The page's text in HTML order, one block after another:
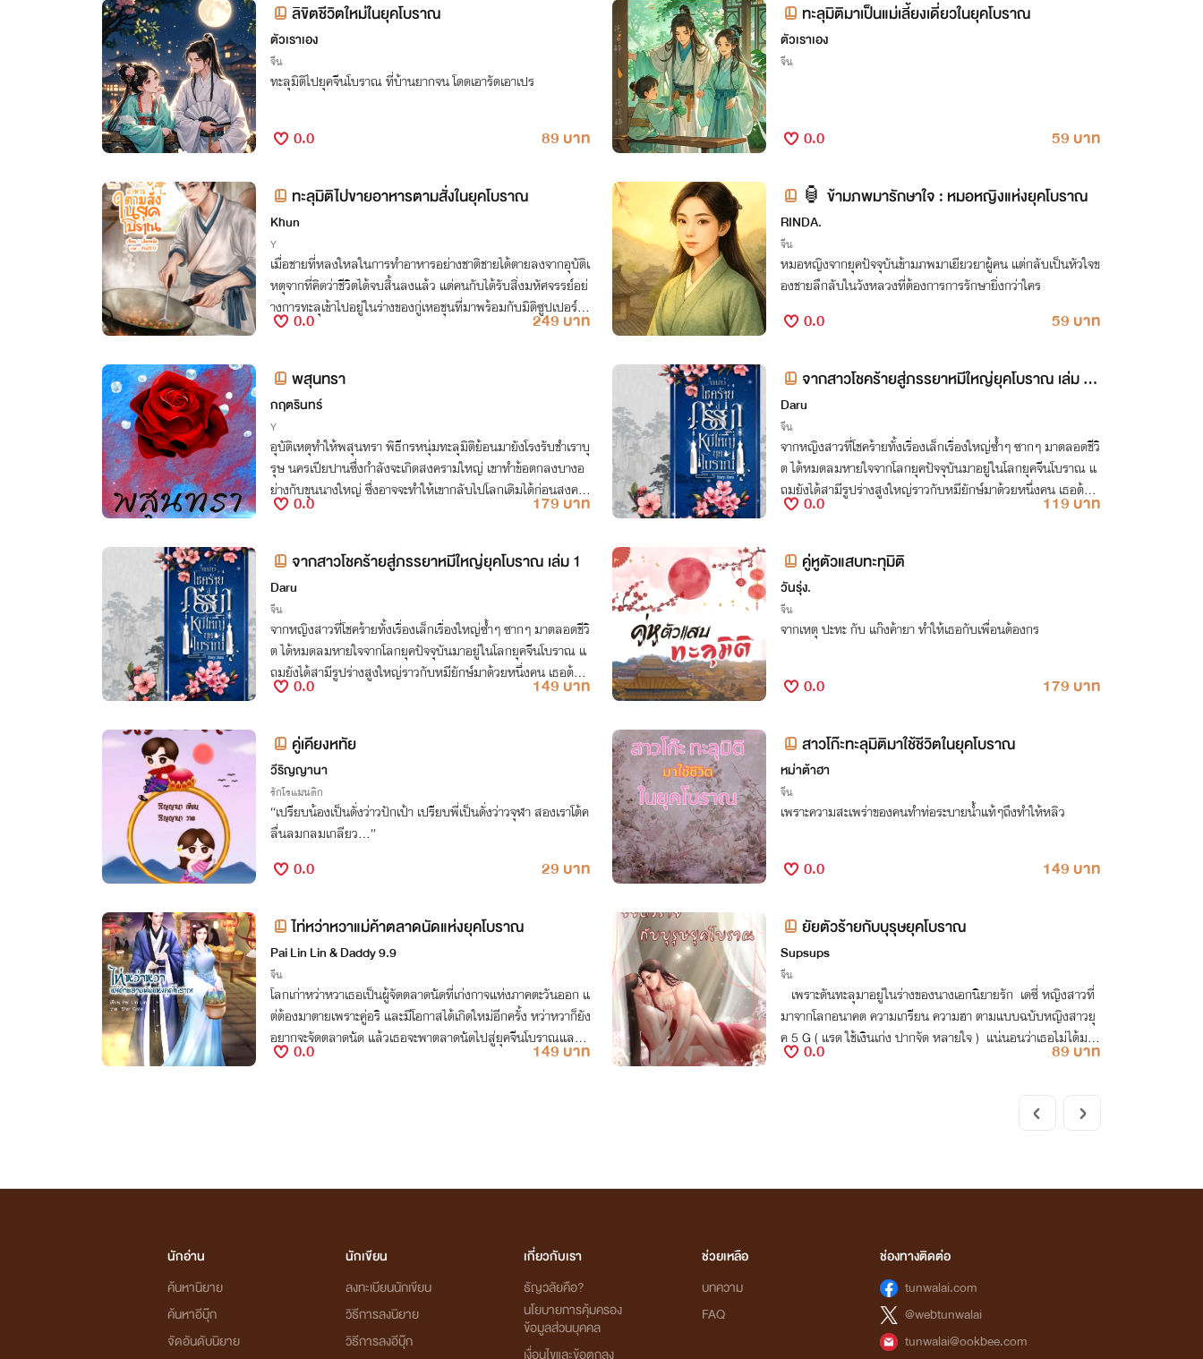
ลิขิตชีวิตใหม่ในยุคโบราณ
ตัวเราเอง
จีน
ทะลุมิติไปยุคจีนโบราณ ที่บ้านยากจน โดดเอารัดเอาเปร
0.0 89 บาท
ทะลุมิติมาเป็นแม่เลี้ยงเดี่ยวในยุคโบราณ
ตัวเราเอง
จีน
0.0 59 บาท
ทะลุมิติไปขายอาหารตามสั่งในยุคโบราณ
Khun
Y
เมื่อชายที่หลงใหลในการทำอาหารอย่างชาติชายได้ตายลงจากอุบัติเ
หตุจากที่คิดว่าชีวิตได้จบสิ้นลงแล้ว แต่คนกับได้รับสิ่งมหัศจรรย์อย่
างการทะลุเข้าไปอยู่ในร่างของกู่เหอชุนที่มาพร้อมกับมิติซูปเปอร์มา
ร์เก็ตอย่าง
0.0 249 บาท
🏮 ข้ามภพมารักษาใจ : หมอหญิงแห่งยุคโบราณ
RINDA.
จีน
หมอหญิงจากยุคปัจจุบันข้ามภพมาเยียวยาผู้คน แต่กลับเป็นหัวใจข
องชายลึกลับในวังหลวงที่ต้องการการรักษายิ่งกว่าใคร
0.0 59 บาท
พสุนทรา
กฤตรินทร์
Y
อุบัติเหตุทำให้พสุนทรา พิธีกรหนุ่มทะลุมิติย้อนมายังโรงรับชำเราบุ
รุษ นครเปียปานซึ่งกำลังจะเกิดสงครามใหญ่ เขาทำข้อตกลงบางอ
ย่างกับขุนนางใหญ่ ซึ่งอาจจะทำให้เขากลับไปโลกเดิมได้ก่อนสงครา
มจะคร่าชีวิตเขาไป
0.0 179 บาท
จากสาวโชคร้ายสู่ภรรยาหมีใหญ่ยุคโบราณ เล่ม 2
จบ
Daru
จีน
จากหญิงสาวที่โชคร้ายทั้งเรื่องเล็กเรื่องใหญ่ซ้ำๆ ซากๆ มาตลอดชีวิ
ต ได้หมดลมหายใจจากโลกยุคปัจจุบันมาอยู่ในโลกยุคจีนโบราณ แ
ถมยังได้สามีรูปร่างสูงใหญ่ราวกับหมียักษ์มาด้วยหนึ่งคน เธอต้อง
มีชีวิตที่ดีให้ได้.
0.0 119 บาท
จากสาวโชคร้ายสู่ภรรยาหมีใหญ่ยุคโบราณ เล่ม 1
Daru
จีน
จากหญิงสาวที่โชคร้ายทั้งเรื่องเล็กเรื่องใหญ่ซ้ำๆ ซากๆ มาตลอดชีวิ
ต ได้หมดลมหายใจจากโลกยุคปัจจุบันมาอยู่ในโลกยุคจีนโบราณ แ
ถมยังได้สามีรูปร่างสูงใหญ่ราวกับหมียักษ์มาด้วยหนึ่งคน เธอต้อง
มีชีวิตที่ดีให้ได้.
0.0 149 บาท
คู่หูตัวแสบทะทุมิติ
วันรุ่ง.
จีน
จากเหตุ ปะทะ กับ แก๊งค้ายา ทำให้เธอกับเพื่อนต้องกร
0.0 179 บาท
คู่เคียงหทัย
วีริญญานา
รักโรแมนติก
“เปรียบน้องเป็นดั่งว่าวปักเป้า เปรียบพี่เป็นดั่งว่าวจุฬา สองเราโต้ค
ลื่นลมกลมเกลียว...”
0.0 29 บาท
สาวโก๊ะทะลุมิติมาใช้ชีวิตในยุคโบราณ
หม่าต้าฮา
จีน
เพราะความสะเพร่าของคนทำท่อระบายน้ำแท้ๆถึงทำให้หลิว
0.0 149 บาท
ไท่หว่าหวาแม่ค้าตลาดนัดแห่งยุคโบราณ
Pai Lin Lin & Daddy 9.9
จีน
โลกเก่าหว่าหวาเธอเป็นผู้จัดตลาดนัดที่เก่งกาจแห่งภาคตะวันออก แ
ต่ต้องมาตายเพราะคู่อริ และมีโอกาสได้เกิดใหม่อีกครั้ง หว่าหวาก็ยัง
อยากจะจัดตลาดนัด แล้วเธอจะพาตลาดนัดไปสู่ยุคจีนโบราณและ
ทำให้มันโด่งดังไปเลย
0.0 149 บาท
ยัยตัวร้ายกับบุรุษยุคโบราณ
Supsups
จีน
มาจากโลกอนาคต ความเกรียน ความฮา ตามแบบฉบับหญิงสาวยุ
ค 5 G ( แรด ใช้เงินเก่ง ปากจัด หลายใจ ) แน่นอนว่าเธอไม่ได้มาค
นเดียวแต่ยังพาเพื่อนรักที่มาในร่างของสัตว์อสูร " ทะลุมิติมาคืน
nc นางเอกหื่น ผู้ชายคลั่งรัก เนื่อเรื่องตลกคลายเครียด ลองเข้ามา
0.0 89 บาท
นักอ่าน
ค้นหานิยาย
ค้นหาอีบุ๊ก
จัดอันดับนิยาย
นักเขียน
ลงทะเบียนนักเขียน
วิธีการลงนิยาย
วิธีการลงอีบุ๊ก
เกี่ยวกับเรา
ธัญวลัยคือ?
นโยบายการคุ้มครอง
ข้อมูลส่วนบุคคล
ช่วยเหลือ
บทความ
FAQ
ช่องทางติดต่อ
tunwalai.com
@webtunwalai
tunwalai@ookbee.com